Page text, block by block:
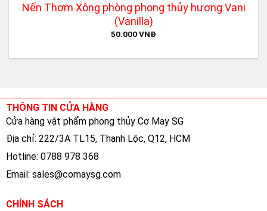
Nến Thơm Xông phòng phong thủy hương Vani
(Vanilla)
50.000VNĐ
THÔNG TIN CỬA HÀNG
Cửa hàng vật phẩm phong thủy Cơ May SG
Địa chỉ: 222/3A TL15, Thạnh Lộc, Q12, HCM
Hotline: 0788 978 368
Email: sales@comaysg.com
CHÍNH SÁCH